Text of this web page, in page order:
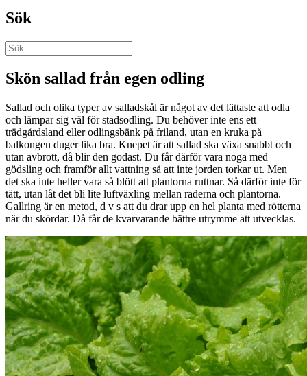
Sök
Sök
efter:
Skön sallad från egen odling
Sallad och olika typer av salladskål är något av det lättaste att odla
och lämpar sig väl för stadsodling. Du behöver inte ens ett
trädgårdsland eller odlingsbänk på friland, utan en kruka på
balkongen duger lika bra. Knepet är att sallad ska växa snabbt och
utan avbrott, då blir den godast. Du får därför vara noga med
gödsling och framför allt vattning så att inte jorden torkar ut. Men
det ska inte heller vara så blött att plantorna ruttnar. Så därför inte för
tätt, utan låt det bli lite luftväxling mellan raderna och plantorna.
Gallring är en metod, d v s att du drar upp en hel planta med rötterna
när du skördar. Då får de kvarvarande bättre utrymme att utvecklas.